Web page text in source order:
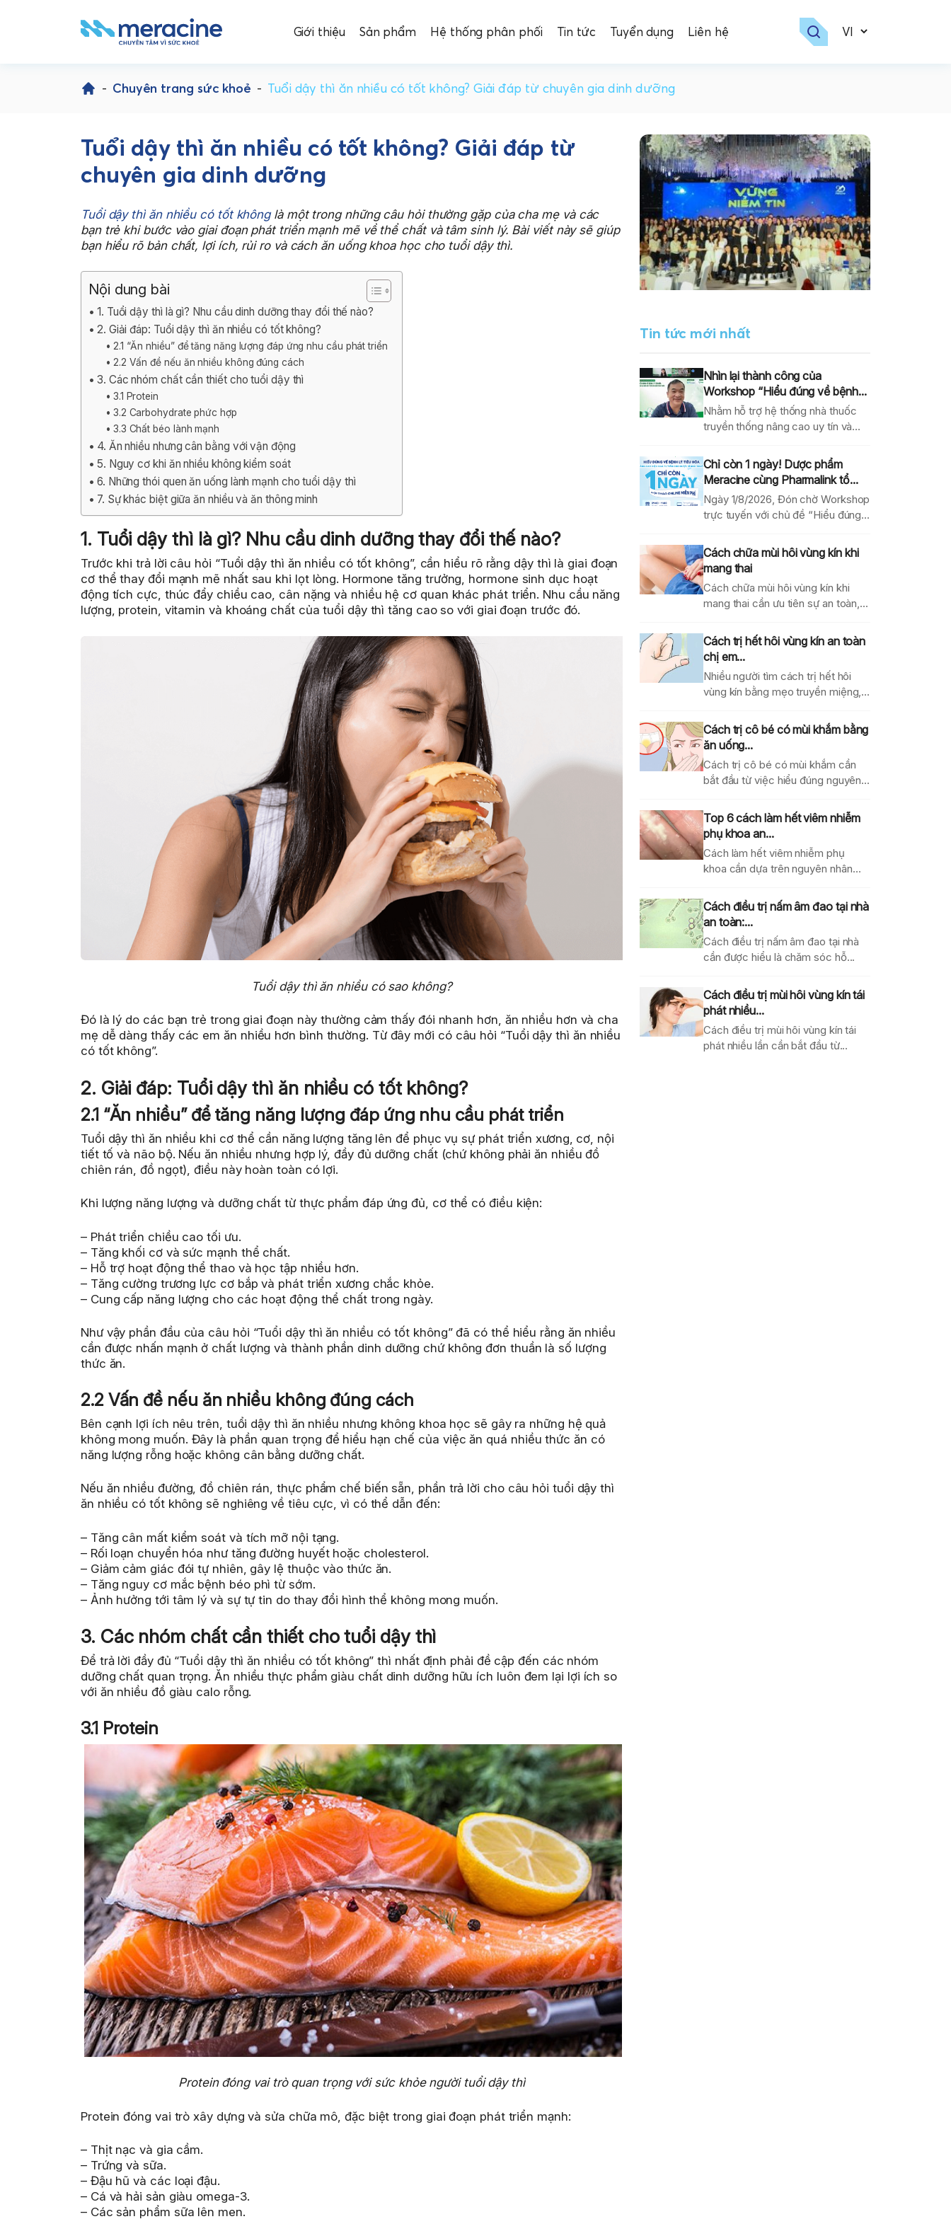
Giới thiệu Sản phẩm Hệ thống phân phối Tin tức Tuyển dụng Liên hệ
- Chuyên trang sức khoẻ - Tuổi dậy thì ăn nhiều có tốt không? Giải đáp từ chuyên gia dinh dưỡng
Tuổi dậy thì ăn nhiều có tốt không? Giải đáp từ
chuyên gia dinh dưỡng
Tuổi dậy thì ăn nhiều có tốt khônglà một trong những câu hỏi thường gặp của cha mẹ và các
bạn trẻ khi bước vào giai đoạn phát triển mạnh mẽ về thể chất và tâm sinh lý. Bài viết này sẽ giúp
bạn hiểu rõ bản chất, lợi ích, rủi ro và cách ăn uống khoa học cho tuổi dậy thì.
Nội dung bài
1. Tuổi dậy thì là gì? Nhu cầu dinh dưỡng thay đổi thế nào?
2. Giải đáp: Tuổi dậy thì ăn nhiều có tốt không?
2.1 “Ăn nhiều” để tăng năng lượng đáp ứng nhu cầu phát triển
2.2 Vấn đề nếu ăn nhiều không đúng cách
3. Các nhóm chất cần thiết cho tuổi dậy thì
3.1 Protein
3.2 Carbohydrate phức hợp
3.3 Chất béo lành mạnh
4. Ăn nhiều nhưng cân bằng với vận động
5. Nguy cơ khi ăn nhiều không kiểm soát
6. Những thói quen ăn uống lành mạnh cho tuổi dậy thì
7. Sự khác biệt giữa ăn nhiều và ăn thông minh
1. Tuổi dậy thì là gì? Nhu cầu dinh dưỡng thay đổi thế nào?
Trước khi trả lời câu hỏi “Tuổi dậy thì ăn nhiều có tốt không”, cần hiểu rõ rằng dậy thì là giai đoạn
cơ thể thay đổi mạnh mẽ nhất sau khi lọt lòng. Hormone tăng trưởng, hormone sinh dục hoạt
động tích cực, thúc đẩy chiều cao, cân nặng và nhiều hệ cơ quan khác phát triển. Nhu cầu năng
lượng, protein, vitamin và khoáng chất của tuổi dậy thì tăng cao so với giai đoạn trước đó.
Tuổi dậy thì ăn nhiều có sao không?
Đó là lý do các bạn trẻ trong giai đoạn này thường cảm thấy đói nhanh hơn, ăn nhiều hơn và cha
mẹ dễ dàng thấy các em ăn nhiều hơn bình thường. Từ đây mới có câu hỏi “Tuổi dậy thì ăn nhiều
có tốt không”.
2. Giải đáp: Tuổi dậy thì ăn nhiều có tốt không?
2.1 “Ăn nhiều” để tăng năng lượng đáp ứng nhu cầu phát triển
Tuổi dậy thì ăn nhiều khi cơ thể cần năng lượng tăng lên để phục vụ sự phát triển xương, cơ, nội
tiết tố và não bộ. Nếu ăn nhiều nhưng hợp lý, đầy đủ dưỡng chất (chứ không phải ăn nhiều đồ
chiên rán, đồ ngọt), điều này hoàn toàn có lợi.
Khi lượng năng lượng và dưỡng chất từ thực phẩm đáp ứng đủ, cơ thể có điều kiện:
– Phát triển chiều cao tối ưu.
– Tăng khối cơ và sức mạnh thể chất.
– Hỗ trợ hoạt động thể thao và học tập nhiều hơn.
– Tăng cường trương lực cơ bắp và phát triển xương chắc khỏe.
– Cung cấp năng lượng cho các hoạt động thể chất trong ngày.
Như vậy phần đầu của câu hỏi “Tuổi dậy thì ăn nhiều có tốt không” đã có thể hiểu rằng ăn nhiều
cần được nhấn mạnh ở chất lượng và thành phần dinh dưỡng chứ không đơn thuần là số lượng
thức ăn.
2.2 Vấn đề nếu ăn nhiều không đúng cách
Bên cạnh lợi ích nêu trên, tuổi dậy thì ăn nhiều nhưng không khoa học sẽ gây ra những hệ quả
không mong muốn. Đây là phần quan trọng để hiểu hạn chế của việc ăn quá nhiều thức ăn có
năng lượng rỗng hoặc không cân bằng dưỡng chất.
Nếu ăn nhiều đường, đồ chiên rán, thực phẩm chế biến sẵn, phần trả lời cho câu hỏi tuổi dậy thì
ăn nhiều có tốt không sẽ nghiêng về tiêu cực, vì có thể dẫn đến:
– Tăng cân mất kiểm soát và tích mỡ nội tạng.
– Rối loạn chuyển hóa như tăng đường huyết hoặc cholesterol.
– Giảm cảm giác đói tự nhiên, gây lệ thuộc vào thức ăn.
– Tăng nguy cơ mắc bệnh béo phì từ sớm.
– Ảnh hưởng tới tâm lý và sự tự tin do thay đổi hình thể không mong muốn.
3. Các nhóm chất cần thiết cho tuổi dậy thì
Để trả lời đầy đủ “Tuổi dậy thì ăn nhiều có tốt không” thì nhất định phải đề cập đến các nhóm
dưỡng chất quan trọng. Ăn nhiều thực phẩm giàu chất dinh dưỡng hữu ích luôn đem lại lợi ích so
với ăn nhiều đồ giàu calo rỗng.
3.1 Protein
Protein đóng vai trò quan trọng với sức khỏe người tuổi dậy thì
Protein đóng vai trò xây dựng và sửa chữa mô, đặc biệt trong giai đoạn phát triển mạnh:
– Thịt nạc và gia cầm.
– Trứng và sữa.
– Đậu hũ và các loại đậu.
– Cá và hải sản giàu omega-3.
– Các sản phẩm sữa lên men.
Tin tức mới nhất
Nhìn lại thành công của
Workshop “Hiểu đúng về bệnh...
Nhằm hỗ trợ hệ thống nhà thuốc
truyền thống nâng cao uy tín và
Chỉ còn 1 ngày! Dược phẩm
Meracine cùng Pharmalink tổ...
Ngày 1/8/2026, Đón chờ Workshop
trực tuyến với chủ đề “Hiểu đúng
Cách chữa mùi hôi vùng kín khi
mang thai
Cách chữa mùi hôi vùng kín khi
mang thai cần ưu tiên sự an toàn,...
Cách trị hết hôi vùng kín an toàn
chị em...
Nhiều người tìm cách trị hết hôi
vùng kín bằng mẹo truyền miệng,
Cách trị cô bé có mùi khắm bằng
ăn uống...
Cách trị cô bé có mùi khắm cần
bắt đầu từ việc hiểu đúng nguyên...
Top 6 cách làm hết viêm nhiễm
phụ khoa an...
Cách làm hết viêm nhiễm phụ
khoa cần dựa trên nguyên nhân
Cách điều trị nấm âm đao tại nhà
an toàn:...
Cách điều trị nấm âm đao tại nhà
cần được hiểu là chăm sóc hỗ...
Cách điều trị mùi hôi vùng kín tái
phát nhiều...
Cách điều trị mùi hôi vùng kín tái
phát nhiều lần cần bắt đầu từ...